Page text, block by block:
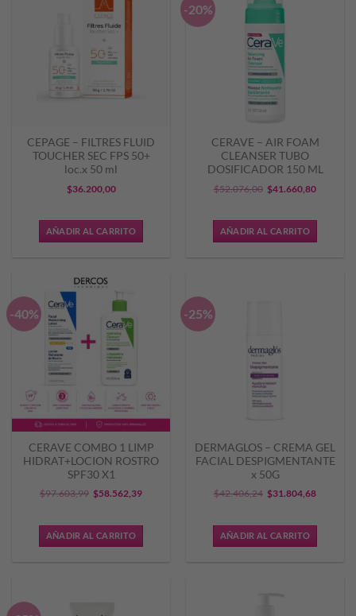
CEPAGE – FILTRES FLUID
TOUCHER SEC FPS 50+
loc.x 50 ml
$36.200,00
AÑADIR AL CARRITO
-20%
CERAVE – AIR FOAM
CLEANSER TUBO
DOSIFICADOR 150 ML
$52.076,00 El
original
era:
$41.660,80El
es:
AÑADIR AL CARRITO
-40%
CERAVE COMBO 1 LIMP
HIDRAT+LOCION ROSTRO
SPF30 X1
$97.603,99 El
original
era:
$58.562,39El
es:
AÑADIR AL CARRITO
-25%
DERMAGLOS – CREMA GEL
FACIAL DESPIGMENTANTE
x 50G
$42.406,24 El
original
era:
$31.804,68El
es:
AÑADIR AL CARRITO